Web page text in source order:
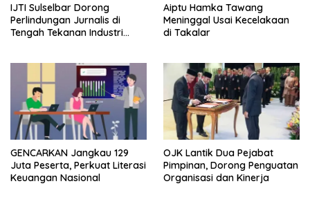
IJTI Sulselbar Dorong
Perlindungan Jurnalis di
Tengah Tekanan Industri
Aiptu Hamka Tawang
Meninggal Usai Kecelakaan
di Takalar
GENCARKAN Jangkau 129
Juta Peserta, Perkuat Literasi
Keuangan Nasional
OJK Lantik Dua Pejabat
Pimpinan, Dorong Penguatan
Organisasi dan Kinerja